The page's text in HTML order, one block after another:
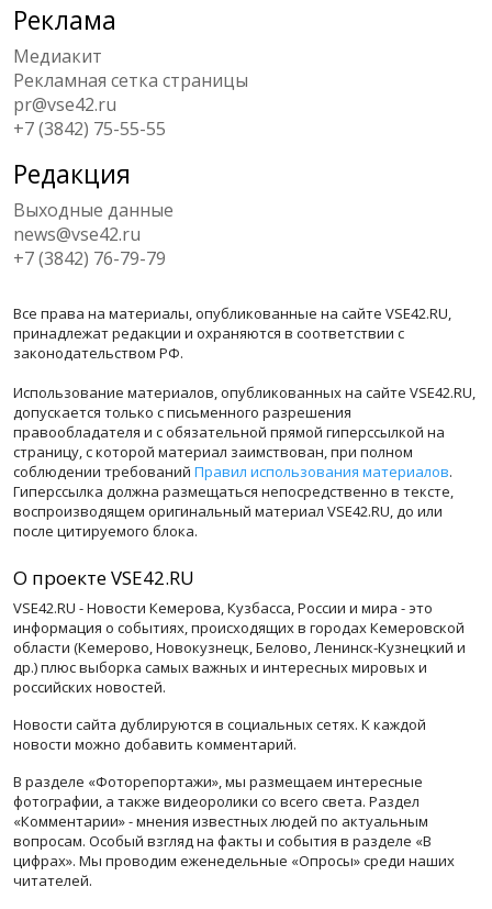
Реклама
Медиакит
Рекламная сетка страницы
pr@vse42.ru
+7 (3842) 75-55-55
Редакция
Выходные данные
news@vse42.ru
+7 (3842) 76-79-79
Все права на материалы, опубликованные на сайте VSE42.RU,
принадлежат редакции и охраняются в соответствии с
законодательством РФ.
Использование материалов, опубликованных на сайте VSE42.RU,
допускается только с письменного разрешения
правообладателя и с обязательной прямой гиперссылкой на
страницу, с которой материал заимствован, при полном
соблюдении требований Правил использования материалов.
Гиперссылка должна размещаться непосредственно в тексте,
воспроизводящем оригинальный материал VSE42.RU, до или
после цитируемого блока.
О проекте VSE42.RU
VSE42.RU - Новости Кемерова, Кузбасса, России и мира - это
информация о событиях, происходящих в городах Кемеровской
области (Кемерово, Новокузнецк, Белово, Ленинск-Кузнецкий и
др.) плюс выборка самых важных и интересных мировых и
российских новостей.
Новости сайта дублируются в социальных сетях. К каждой
новости можно добавить комментарий.
В разделе «Фоторепортажи», мы размещаем интересные
фотографии, а также видеоролики со всего света. Раздел
«Комментарии» - мнения известных людей по актуальным
вопросам. Особый взгляд на факты и события в разделе «В
цифрах». Мы проводим еженедельные «Опросы» среди наших
читателей.